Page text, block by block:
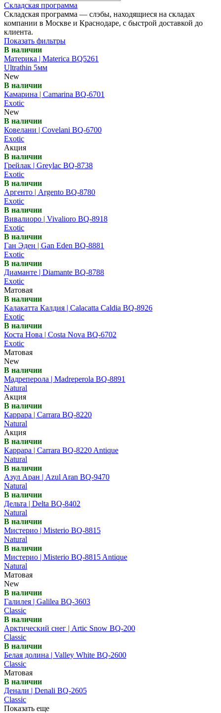
Складская программа
Складская программа — слэбы, находящиеся на складах
компании в Москве и Краснодаре, с быстрой доставкой до
клиента.
Показать фильтры
В наличии
Материка | Materica BQ5261
Ultrathin 5мм
New
В наличии
Камарина | Camarina BQ-6701
Exotic
New
В наличии
Ковелани | Covelani BQ-6700
Exotic
Акция
В наличии
Грейлак | Greylac BQ-8738
Exotic
В наличии
Аргенто | Argento BQ-8780
Exotic
В наличии
Вивалиоро | Vivalioro BQ-8918
Exotic
В наличии
Ган Эден | Gan Eden BQ-8881
Exotic
В наличии
Диаманте | Diamante BQ-8788
Exotic
Матовая
В наличии
Калакатта Калдия | Calacatta Caldia BQ-8926
Exotic
В наличии
Коста Нова | Costa Nova BQ-6702
Exotic
Матовая
New
В наличии
Мадреперола | Madreperola BQ-8891
Natural
Акция
В наличии
Каррара | Carrara BQ-8220
Natural
Акция
В наличии
Каррара | Carrara BQ-8220 Antique
Natural
В наличии
Азул Аран | Azul Aran BQ-9470
Natural
В наличии
Дельта | Delta BQ-8402
Natural
В наличии
Мистерио | Misterio BQ-8815
Natural
В наличии
Мистерио | Misterio BQ-8815 Antique
Natural
Матовая
New
В наличии
Галилея | Galilea BQ-3603
Classic
В наличии
Арктический снег | Artic Snow BQ-200
Classic
В наличии
Белая долина | Valley White BQ-2600
Classic
Матовая
В наличии
Денали | Denali BQ-2605
Classic
Показать еще